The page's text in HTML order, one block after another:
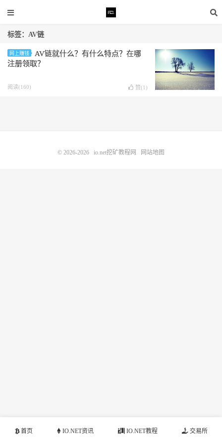
标签：AV链
网上赚钱
AV链就什么？有什么特点？在哪
注册领取？
阅读(160) 赞(1 )
首页 IO.NET资讯 IO.NET教程 交易所
© 2026-2026 io.net挖矿教程网 网站地图